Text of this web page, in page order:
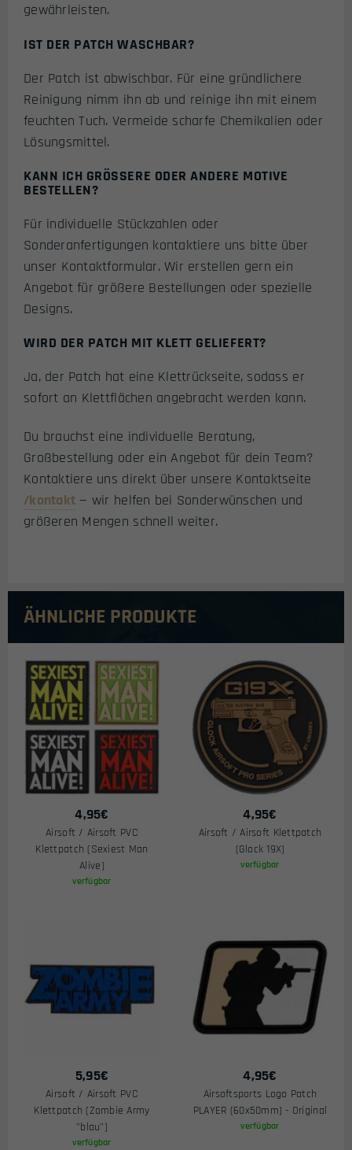
gewährleisten.
IST DER PATCH WASCHBAR?
Der Patch ist abwischbar. Für eine gründlichere
Reinigung nimm ihn ab und reinige ihn mit einem
feuchten Tuch. Vermeide scharfe Chemikalien oder
Lösungsmittel.
KANN ICH GRÖSSERE ODER ANDERE MOTIVE B
ESTELLEN?
Für individuelle Stückzahlen oder
Sonderanfertigungen kontaktiere uns bitte über
unser Kontaktformular. Wir erstellen gern ein
Angebot für größere Bestellungen oder spezielle
Designs.
WIRD DER PATCH MIT KLETT GELIEFERT?
Ja, der Patch hat eine Klettrückseite, sodass er
sofort an Klettflächen angebracht werden kann.
Du brauchst eine individuelle Beratung,
Großbestellung oder ein Angebot für dein Team?
Kontaktiere uns direkt über unsere Kontaktseite
/kontakt — wir helfen bei Sonderwünschen und
größeren Mengen schnell weiter.
ÄHNLICHE PRODUKTE
4,95€
Airsoft / Airsoft PVC
Klettpatch (Sexiest Man
Alive)
verfügbar
4,95€
Airsoft / Airsoft Klettpatch
(Glock 19X)
verfügbar
5,95€
Airsoft / Airsoft PVC
Klettpatch (Zombie Army
"blau")
verfügbar
4,95€
Airsoftsports Logo Patch
PLAYER (60x50mm) - Original
verfügbar